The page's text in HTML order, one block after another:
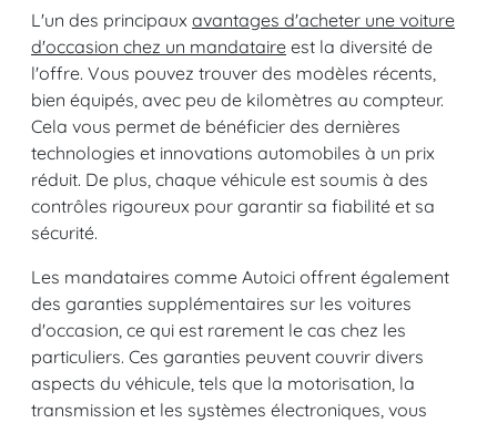
L'un des principaux avantages d'acheter une voiture
d'occasion chez un mandataire est la diversité de
l'offre. Vous pouvez trouver des modèles récents,
bien équipés, avec peu de kilomètres au compteur.
Cela vous permet de bénéficier des dernières
technologies et innovations automobiles à un prix
réduit. De plus, chaque véhicule est soumis à des
contrôles rigoureux pour garantir sa fiabilité et sa
sécurité.
Les mandataires comme Autoici offrent également
des garanties supplémentaires sur les voitures
d'occasion, ce qui est rarement le cas chez les
particuliers. Ces garanties peuvent couvrir divers
aspects du véhicule, tels que la motorisation, la
transmission et les systèmes électroniques, vous